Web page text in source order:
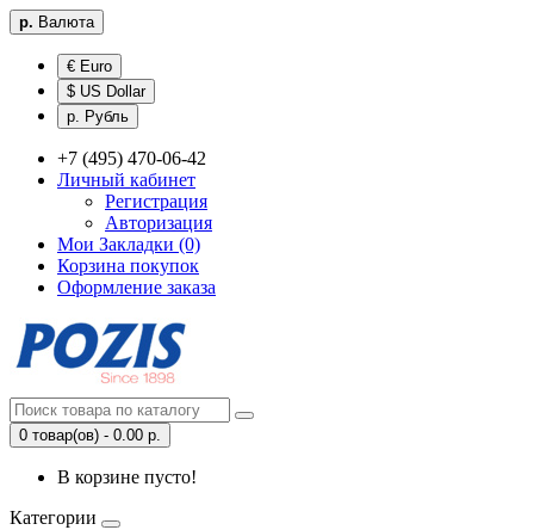
р. Валюта
€ Euro
$ US Dollar
р. Рубль
+7 (495) 470-06-42
Личный кабинет
Регистрация
Авторизация
Мои Закладки (0)
Корзина покупок
Оформление заказа
0 товар(ов) - 0.00 р.
В корзине пусто!
Категории